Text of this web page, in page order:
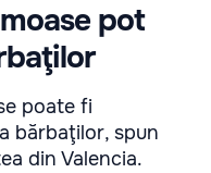
pot
poate fi
bărbaţilor, spun
din Valencia.